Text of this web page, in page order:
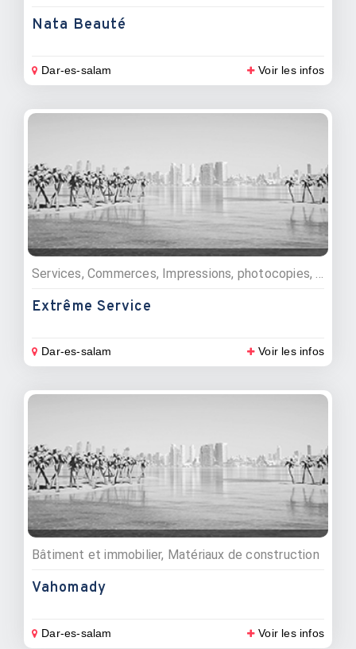
Nata Beauté
Dar-es-salam Voir les infos
Extrême Service
Dar-es-salam Voir les infos
Bâtiment et immobilier, Matériaux de construction
Vahomady
Dar-es-salam Voir les infos